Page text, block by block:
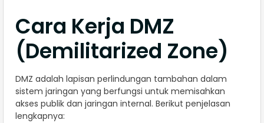
Cara Kerja DMZ
(Demilitarized Zone)
DMZ adalah lapisan perlindungan tambahan dalam
sistem jaringan yang berfungsi untuk memisahkan
akses publik dan jaringan internal. Berikut penjelasan
lengkapnya: